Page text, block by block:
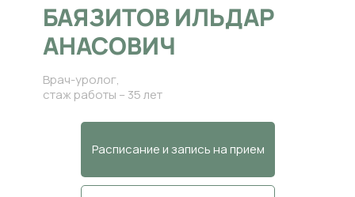
Врач-уролог,
стаж работы – 35 лет
БАЯЗИТОВ ИЛЬДАР
АНАСОВИЧ
Расписание и запись на прием